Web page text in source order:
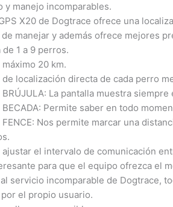
y manejo incomparables.
X20 de Dogtrace ofrece una
de manejar y además ofrece mejores
de 1 a 9 perros.
20 km.
de localización directa de cada perro
BRÚJULA: La pantalla muestra
BECADA: Permite saber en todo
FENCE: Nos permite marcar una
el intervalo de comunicación
para que el equipo ofrezca el
servicio incomparable de Dogtrace,
el propio usuario.